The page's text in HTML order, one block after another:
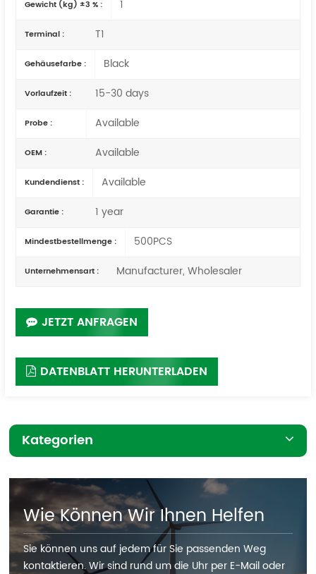
Gewicht (kg) ±3 % : 1
Terminal : T1
Gehäusefarbe : Black
Vorlaufzeit : 15-30 days
Probe : Available
OEM : Available
Kundendienst : Available
Garantie : 1 year
Mindestbestellmenge : 500PCS
Unternehmensart : Manufacturer, Wholesaler
JETZT ANFRAGEN
DATENBLATT HERUNTERLADEN
Kategorien
Wie Können Wir Ihnen Helfen
Sie können uns auf jedem für Sie passenden Weg
kontaktieren. Wir sind rund um die Uhr per E-Mail oder